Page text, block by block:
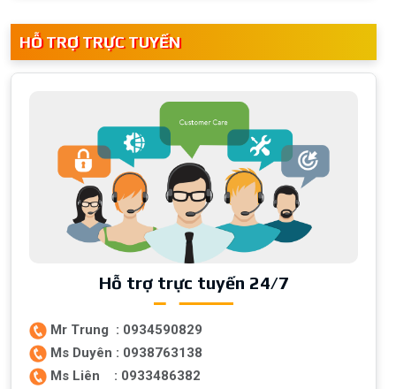
HỖ TRỢ TRỰC TUYẾN
Hỗ trợ trực tuyến 24/7
Mr Trung : 0934590829
Ms Duyên : 0938763138
Ms Liên : 0933486382